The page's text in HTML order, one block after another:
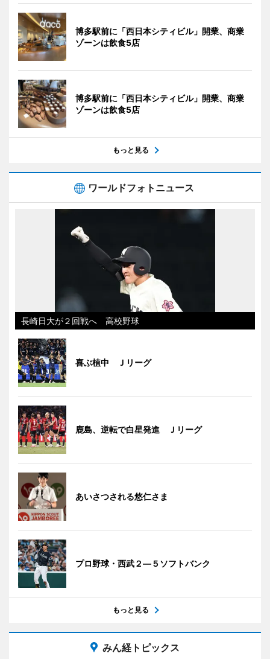
博多駅前に「西日本シティビル」開業、商業
ゾーンは飲食5店
博多駅前に「西日本シティビル」開業、商業
ゾーンは飲食5店
もっと見る
ワールドフォトニュース
長崎日大が２回戦へ 高校野球
喜ぶ植中 Ｊリーグ
鹿島、逆転で白星発進 Ｊリーグ
あいさつされる悠仁さま
プロ野球・西武２―５ソフトバンク
もっと見る
みん経トピックス